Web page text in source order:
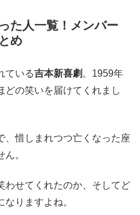
た人一覧！メンバー
め
ている吉本新喜劇 。1959年
どの笑いを届けてくれまし
、惜しまれつつ亡くなった座
。
わせてくれたのか、そしてど
りますよね。